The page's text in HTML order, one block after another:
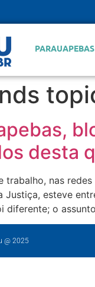
PARAUAPEBAS
desta
trabalho, nas
Justiça, esteve
diferente; o
@ 2025